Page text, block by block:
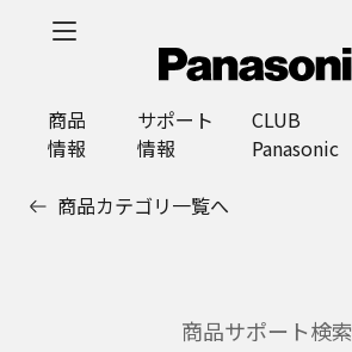
商品
情報
サポート
情報
CLUB
Panasonic
商品カテゴリ一覧へ
商品サポート検索